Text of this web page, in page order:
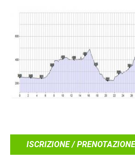
ISCRIZIONE / PRENOTAZIONE